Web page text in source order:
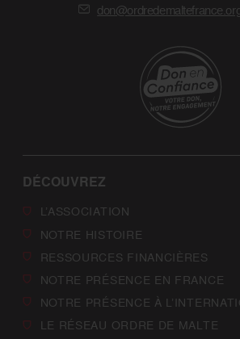
DÉCOUVREZ
L’ASSOCIATION
NOTRE HISTOIRE
RESSOURCES FINANCIÈRES
NOTRE PRÉSENCE EN FRANCE
NOTRE PRÉSENCE À
LE RÉSEAU ORDRE DE MALTE